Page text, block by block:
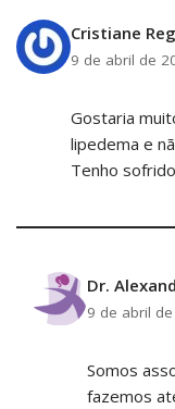
Cristiane
9 de abril de
Gostaria
lipedema e
Tenho
Dr.
9 de abril
Somos
fazemos